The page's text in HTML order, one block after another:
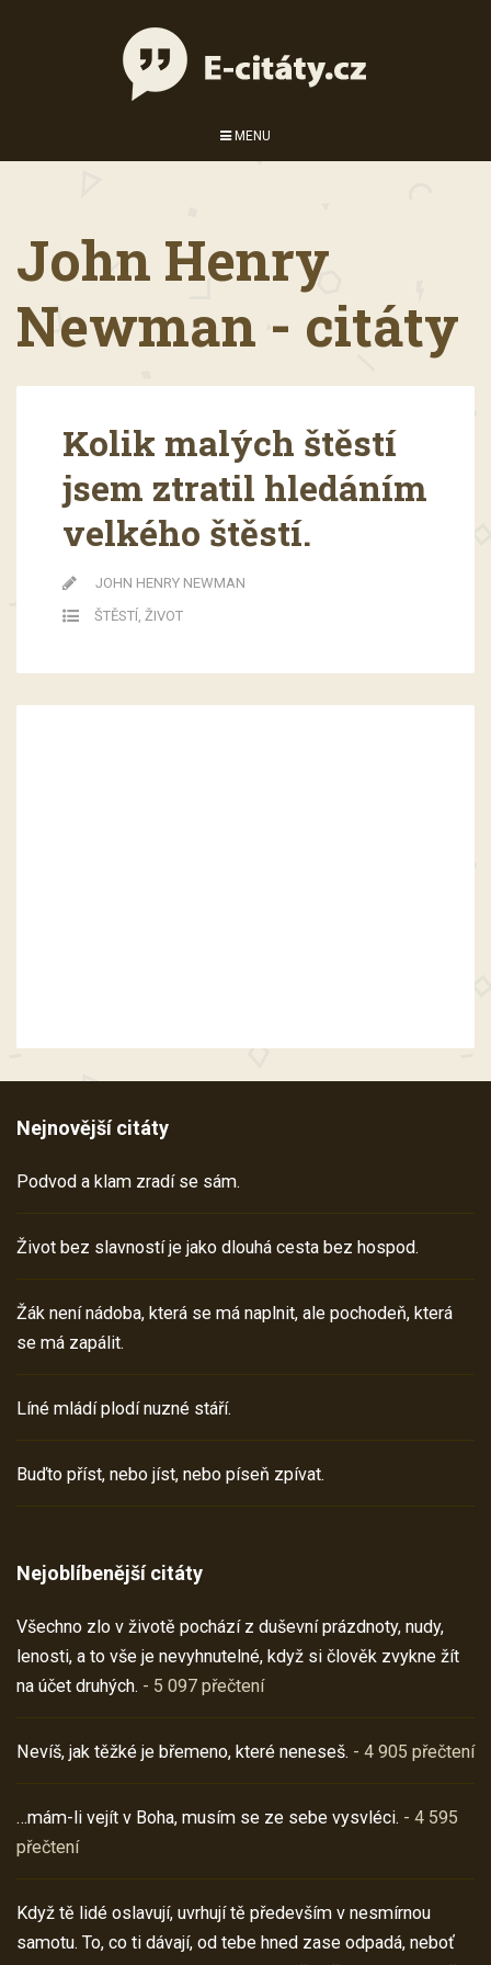
MENU
John Henry
Newman - citáty
Kolik malých štěstí
jsem ztratil hledáním
velkého štěstí.
JOHN HENRY NEWMAN
ŠTĚSTÍ, ŽIVOT
Nejnovější citáty
Podvod a klam zradí se sám.
Život bez slavností je jako dlouhá cesta bez hospod.
Žák není nádoba, která se má naplnit, ale pochodeň, která
se má zapálit.
Líné mládí plodí nuzné stáří.
Buďto příst, nebo jíst, nebo píseň zpívat.
Nejoblíbenější citáty
Všechno zlo v životě pochází z duševní prázdnoty, nudy,
lenosti, a to vše je nevyhnutelné, když si člověk zvykne žít
na účet druhých. - 5 097 přečtení
Nevíš, jak těžké je břemeno, které neneseš. - 4 905 přečtení
…mám-li vejít v Boha, musím se ze sebe vysvléci. - 4 595
přečtení
Když tě lidé oslavují, uvrhují tě především v nesmírnou
samotu. To, co ti dávají, od tebe hned zase odpadá, neboť